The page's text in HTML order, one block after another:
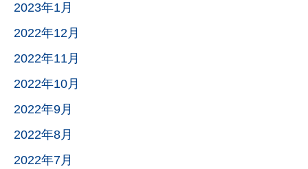
2023年1月
2022年12月
2022年11月
2022年10月
2022年9月
2022年8月
2022年7月